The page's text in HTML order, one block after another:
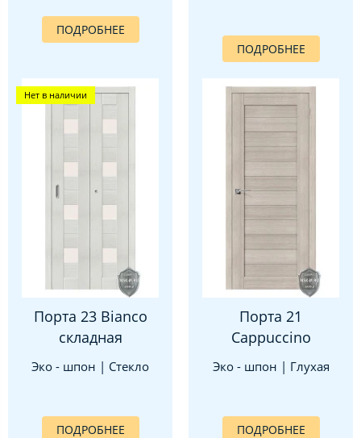
ПОДРОБНЕЕ
ПОДРОБНЕЕ
Нет в наличии
Порта 23 Bianco
складная
Эко - шпон | Стекло
ПОДРОБНЕЕ
Порта 21
Cappuccino
Эко - шпон | Глухая
ПОДРОБНЕЕ